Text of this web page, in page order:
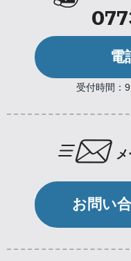
電
受付時間：
お問い